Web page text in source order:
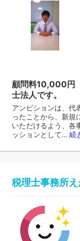
顧問料10,000円
士法人です。
アンビションは、代
ったことから、新規
いただけるよう、各
ッションとして… 続
税理士事務所